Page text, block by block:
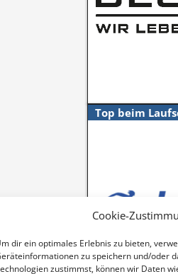
Cookie-
dir ein optimales Erlebnis zu bieten,
zu speichern und/oder
zustimmst, können wir Daten
Top beim